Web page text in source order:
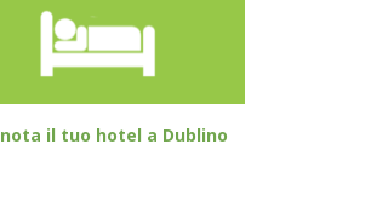
il tuo hotel a Dublino